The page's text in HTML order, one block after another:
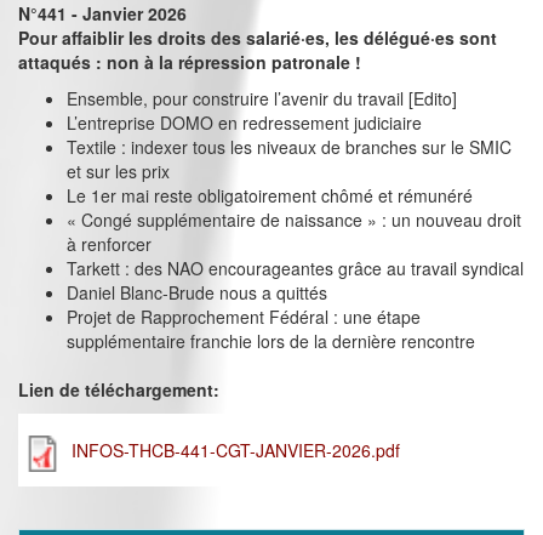
N°441 - Janvier 2026
Pour affaiblir les droits des salarié·es, les délégué·es sont
attaqués : non à la répression patronale !
Ensemble, pour construire l’avenir du travail [Edito]
L’entreprise DOMO en redressement judiciaire
Textile : indexer tous les niveaux de branches sur le SMIC
et sur les prix
Le 1er mai reste obligatoirement chômé et rémunéré
« Congé supplémentaire de naissance » : un nouveau droit
à renforcer
Tarkett : des NAO encourageantes grâce au travail syndical
Daniel Blanc-Brude nous a quittés
Projet de Rapprochement Fédéral : une étape
supplémentaire franchie lors de la dernière rencontre
Lien de téléchargement:
INFOS-THCB-441-CGT-JANVIER-2026.pdf